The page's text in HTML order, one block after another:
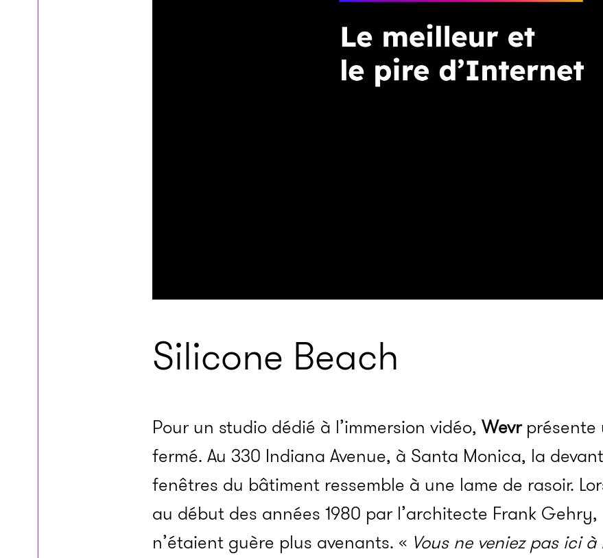
Silicone Beach
Pour un studio dédié à l’immersion vidéo, Wevrprésente
fermé. Au 330 Indiana Avenue, à Santa Monica, la
fenêtres du bâtiment ressemble à une lame de rasoir.
au début des années 1980 par l’architecte Frank Gehry,
n’étaient guère plus avenants. « Vous ne veniez pas ici